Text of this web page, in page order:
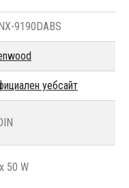
9190DABS
уебсайт
50 W